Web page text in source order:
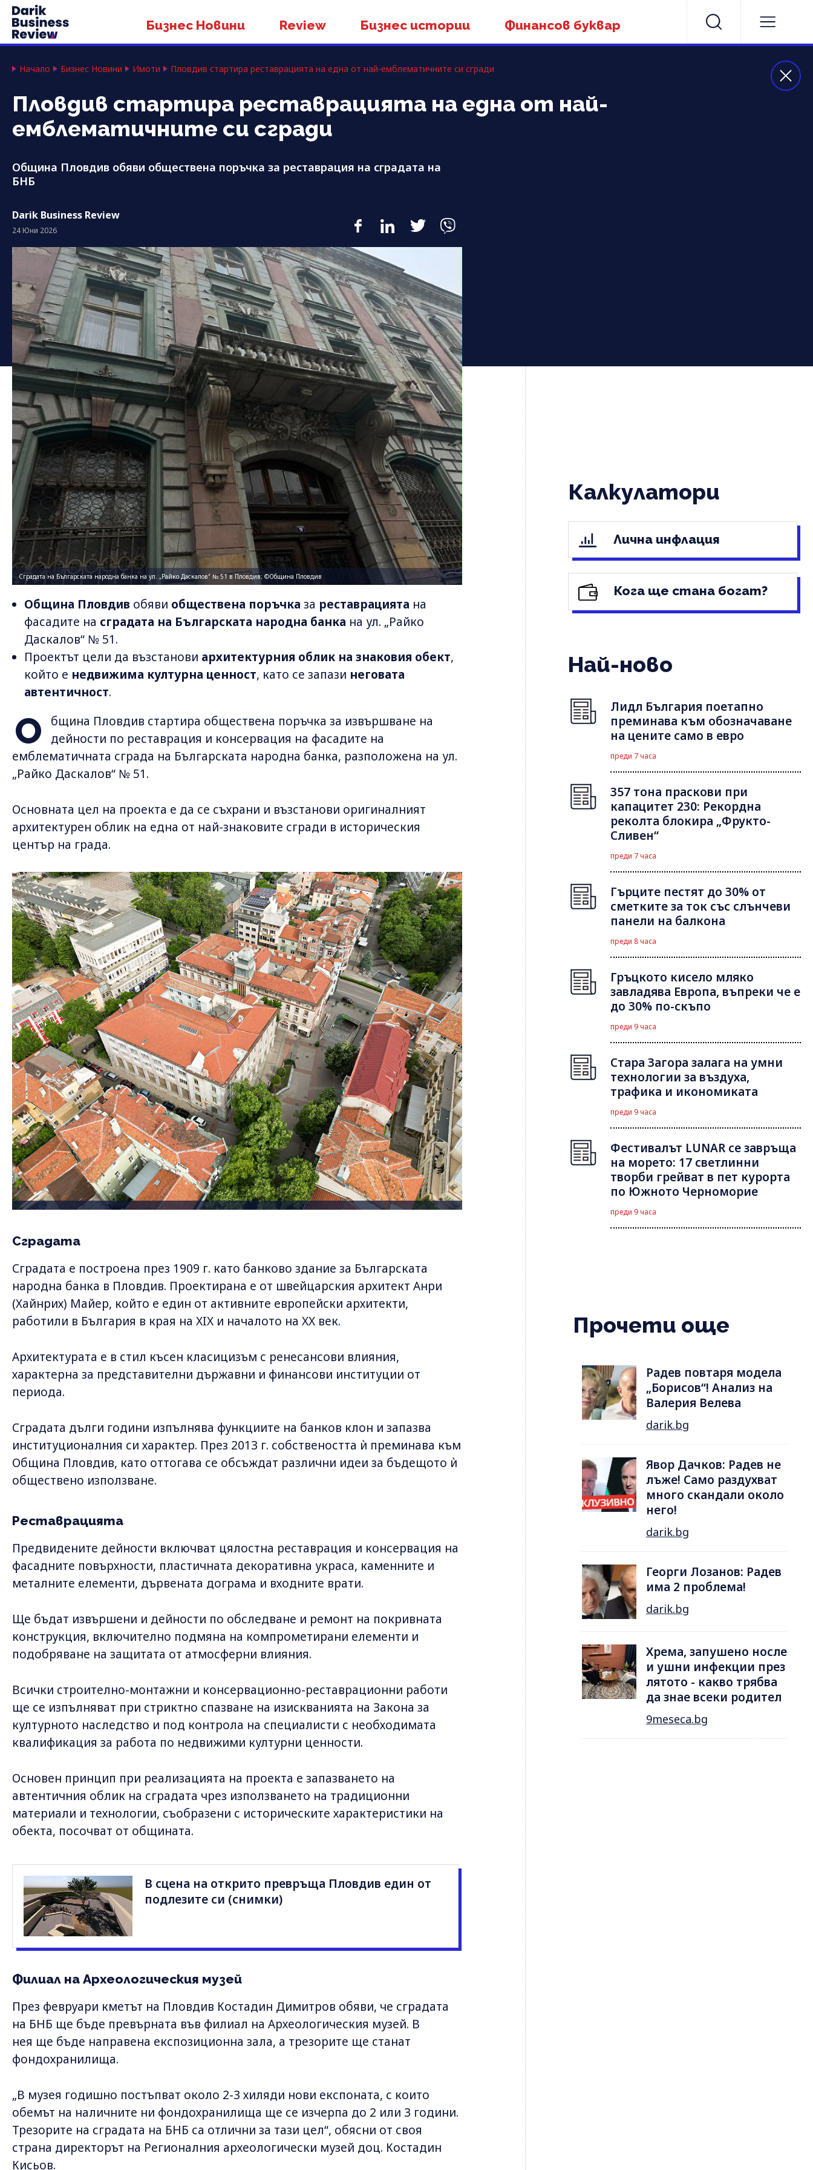
Бизнес Новини Review Бизнес истории Финансов буквар
Начало Бизнес Новини Имоти Пловдив стартира реставрацията на една от най-емблематичните си сгради
Пловдив стартира реставрацията на една от най-
емблематичните си сгради
Община Пловдив обяви обществена поръчка за реставрация на сградата на
БНБ
Darik Business Review
24 Юни 2026
Сградата на Българската народна банка на ул. „Райко Даскалов“ № 51 в Пловдив; ©Община Пловдив
Община Пловдив обяви обществена поръчка за реставрацията на
фасадите на сградата на Българската народна банка на ул. „Райко
Даскалов“ № 51.
Проектът цели да възстанови архитектурния облик на знаковия обект,
който е недвижима културна ценност, като се запази неговата
автентичност.
О
бщина Пловдив стартира обществена поръчка за извършване на
дейности по реставрация и консервация на фасадите на
емблематичната сграда на Българската народна банка, разположена на ул.
„Райко Даскалов“ № 51.
Основната цел на проекта е да се съхрани и възстанови оригиналният
архитектурен облик на една от най-знаковите сгради в историческия
център на града.
Сградата
Сградата е построена през 1909 г. като банково здание за Българската
народна банка в Пловдив. Проектирана е от швейцарския архитект Анри
(Хайнрих) Майер, който е един от активните европейски архитекти,
работили в България в края на XIX и началото на XX век.
Архитектурата е в стил късен класицизъм с ренесансови влияния,
характерна за представителни държавни и финансови институции от
периода.
Сградата дълги години изпълнява функциите на банков клон и запазва
институционалния си характер. През 2013 г. собствеността ѝ преминава към
Община Пловдив, като оттогава се обсъждат различни идеи за бъдещото ѝ
обществено използване.
Реставрацията
Предвидените дейности включват цялостна реставрация и консервация на
фасадните повърхности, пластичната декоративна украса, каменните и
металните елементи, дървената дограма и входните врати.
Ще бъдат извършени и дейности по обследване и ремонт на покривната
конструкция, включително подмяна на компрометирани елементи и
подобряване на защитата от атмосферни влияния.
Всички строително-монтажни и консервационно-реставрационни работи
ще се изпълняват при стриктно спазване на изискванията на Закона за
културното наследство и под контрола на специалисти с необходимата
квалификация за работа по недвижими културни ценности.
Основен принцип при реализацията на проекта е запазването на
автентичния облик на сградата чрез използването на традиционни
материали и технологии, съобразени с историческите характеристики на
обекта, посочват от общината.
В сцена на открито превръща Пловдив един от
подлезите си (снимки)
Филиал на Археологическия музей
През февруари кметът на Пловдив Костадин Димитров обяви, че сградата
на БНБ ще бъде превърната във филиал на Археологическия музей. В
нея ще бъде направена експозиционна зала, а трезорите ще станат
фондохранилища.
„В музея годишно постъпват около 2-3 хиляди нови експоната, с които
обемът на наличните ни фондохранилища ще се изчерпа до 2 или 3 години.
Трезорите на сградата на БНБ са отлични за тази цел“, обясни от своя
страна директорът на Регионалния археологически музей доц. Костадин
Кисьов.
Калкулатори
Лична инфлация
Кога ще стана богат?
Най-ново
Лидл България поетапно
преминава към обозначаване
на цените само в евро
преди 7 часа
357 тона праскови при
капацитет 230: Рекордна
реколта блокира „Фрукто-
Сливен“
преди 7 часа
Гърците пестят до 30% от
сметките за ток със слънчеви
панели на балкона
преди 8 часа
Гръцкото кисело мляко
завладява Европа, въпреки че е
до 30% по-скъпо
преди 9 часа
Стара Загора залага на умни
технологии за въздуха,
трафика и икономиката
преди 9 часа
Фестивалът LUNAR се завръща
на морето: 17 светлинни
творби грейват в пет курорта
по Южното Черноморие
преди 9 часа
Прочети още
Радев повтаря модела
„Борисов“! Анализ на
Валерия Велева
darik.bg
Явор Дачков: Радев не
лъже! Само раздухват
много скандали около
него!
darik.bg
Георги Лозанов: Радев
има 2 проблема!
darik.bg
Хрема, запушено носле
и ушни инфекции през
лятотo - какво трябва
да знае всеки родител
9meseca.bg